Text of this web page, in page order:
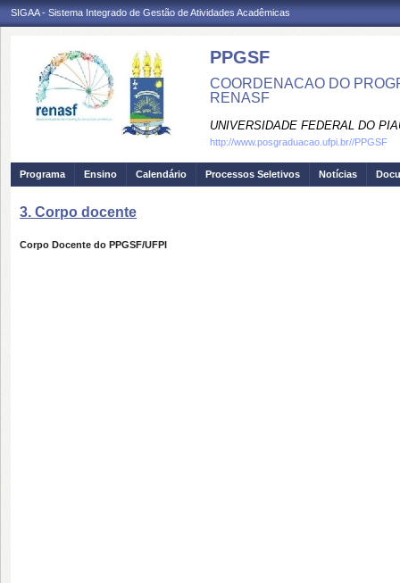
SIGAA - Sistema Integrado de Gestão de Atividades Acadêmicas
PPGSF
COORDENACAO DO
RENASF
UNIVERSIDADE FEDERAL DO
http://www.posgraduacao.ufpi.br//PPGSF
Programa Ensino Calendário Processos Seletivos Notícias
3. Corpo docente
Corpo Docente do PPGSF/UFPI